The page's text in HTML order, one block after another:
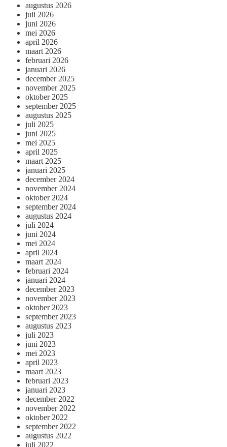
augustus 2026
juli 2026
juni 2026
mei 2026
april 2026
maart 2026
februari 2026
januari 2026
december 2025
november 2025
oktober 2025
september 2025
augustus 2025
juli 2025
juni 2025
mei 2025
april 2025
maart 2025
januari 2025
december 2024
november 2024
oktober 2024
september 2024
augustus 2024
juli 2024
juni 2024
mei 2024
april 2024
maart 2024
februari 2024
januari 2024
december 2023
november 2023
oktober 2023
september 2023
augustus 2023
juli 2023
juni 2023
mei 2023
april 2023
maart 2023
februari 2023
januari 2023
december 2022
november 2022
oktober 2022
september 2022
augustus 2022
juli 2022